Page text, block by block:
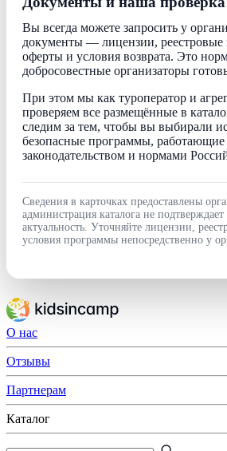
Вы всегда можете запросить у
документы — лицензии, реестровые
оферты и условия возврата. Это
добросовестные организаторы
При этом мы как туроператор и
проверяем все размещённые в
следим за тем, чтобы вы выбирали
безопасные программы, работающие
законодательством и нормами
Сведения в карточках предоставлены
администрация каталога не
актуальность. Уточняйте лицензии,
условия программы непосредственно у
О нас
Отзывы
Партнерам
Каталог